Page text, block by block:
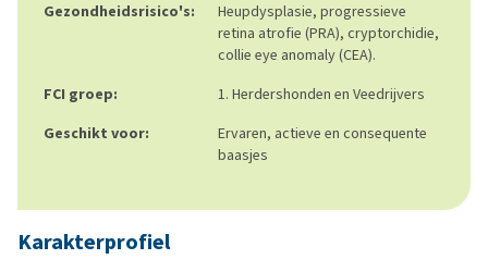
Gezondheidsrisico's:
Heupdysplasie, progressieve
retina atrofie (PRA), cryptorchidie,
collie eye anomaly (CEA).
FCI groep:
1. Herdershonden en Veedrijvers
Geschikt voor:
Ervaren, actieve en consequente
baasjes
Karakterprofiel